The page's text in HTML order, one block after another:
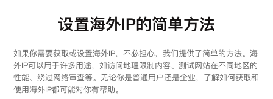
设置海外IP的简单方法
如果你需要获取或设置海外IP，不必担心，我们提供了简单的方法。海
外IP可以用于许多用途，如访问地理限制内容、测试网站在不同地区的
性能、绕过网络审查等。无论你是普通用户还是企业，了解如何获取和
使用海外IP都可能对你有帮助。